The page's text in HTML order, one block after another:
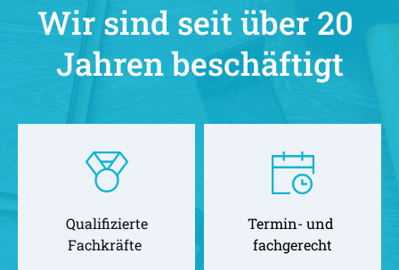
Wir sind seit über 20
Jahren beschäftigt
Qualifizierte
Fachkräfte
Termin- und
fachgerecht